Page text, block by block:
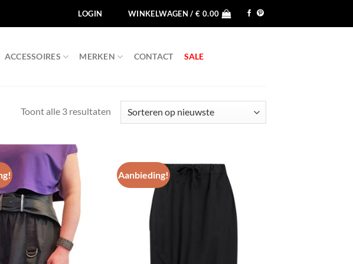
LOGIN WINKELWAGEN /€ 0.00
ACCESSOIRES MERKEN CONTACT SALE
Toont alle 3 resultatenGesorteerd
op
Toevoegen
Aanbieding!
Toevoegen
wenslijst